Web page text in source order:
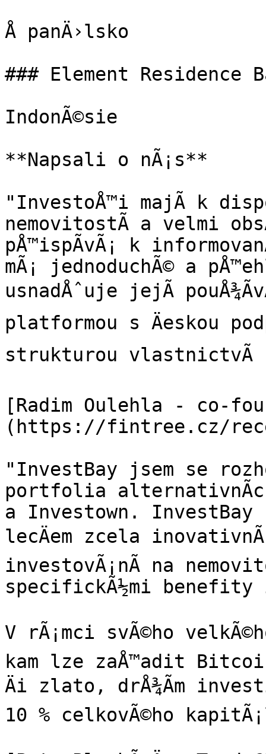
Å panÄ›lsko
### Element
IndonÃ©sie
**Napsali o nÃ¡s**
"InvestoÅ™i majÃ­ k
nemovitostÃ­ a velmi
pÅ™ispÃ­vÃ¡ k
mÃ¡ jednoduchÃ© a
usnadÅˆuje jejÃ­
platformou s Äeskou
strukturou vlastnictvÃ­
[Radim Oulehla - co-
(https://fintree.cz/
"InvestBay jsem se
portfolia
a Investown. InvestBay
lecÄem zcela
investovÃ¡nÃ­ na
specifickÃ½mi
V rÃ¡mci svÃ©ho
kam lze zaÅ™adit
Äi zlato, drÅ¾Ã­m
10 % celkovÃ©ho